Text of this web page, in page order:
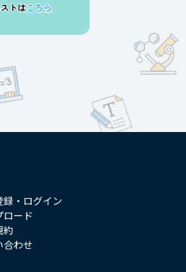
トはこちら
録・ログイン
ロード
約
合わせ